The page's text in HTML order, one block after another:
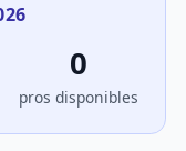
0
pros disponibles